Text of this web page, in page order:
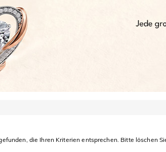
die Ihren Kriterien entsprechen. Bitte löschen